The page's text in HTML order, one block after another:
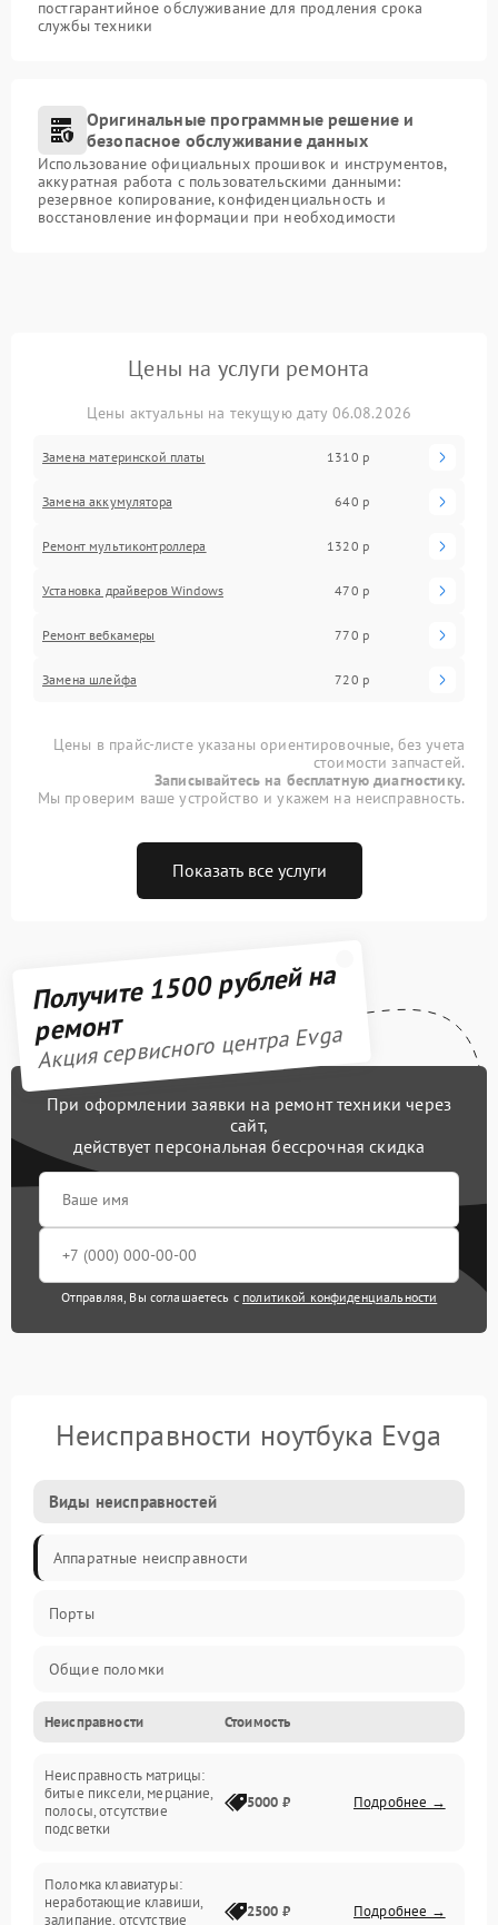
постгарантийное обслуживание для продления срока
службы техники
Оригинальные программные решение и
безопасное обслуживание данных
Использование официальных прошивок и инструментов,
аккуратная работа с пользовательскими данными:
резервное копирование, конфиденциальность и
восстановление информации при необходимости
Цены на услуги ремонта
Цены актуальны на текущую дату 06.08.2026
Замена материнской платы 1310 р
Замена аккумулятора 640 р
Ремонт мультиконтроллера 1320 р
Установка драйверов Windows 470 р
Ремонт вебкамеры 770 р
Замена шлейфа 720 р
Цены в прайс-листе указаны ориентировочные, без учета
стоимости запчастей.
Записывайтесь на бесплатную диагностику.
Мы проверим ваше устройство и укажем на неисправность.
Показать все услуги
Получите 1500 рублей на
ремонт
Акция сервисного центра Evga
При оформлении заявки на ремонт техники через
сайт,
действует персональная бессрочная скидка
Отправляя, Вы соглашаетесь с политикой конфиденциальности
Неисправности ноутбука Evga
Виды неисправностей
Аппаратные неисправности
Порты
Общие поломки
Устройства
Программные ошибки
Электрические и системные сбои
Интерфейсные проблемы
Неисправности Стоимость
Неисправность матрицы:
битые пиксели, мерцание,
полосы, отсутствие
подсветки
5000 ₽ Подробнее →
Поломка клавиатуры:
неработающие клавиши,
залипание, отсутствие
2500 ₽ Подробнее →